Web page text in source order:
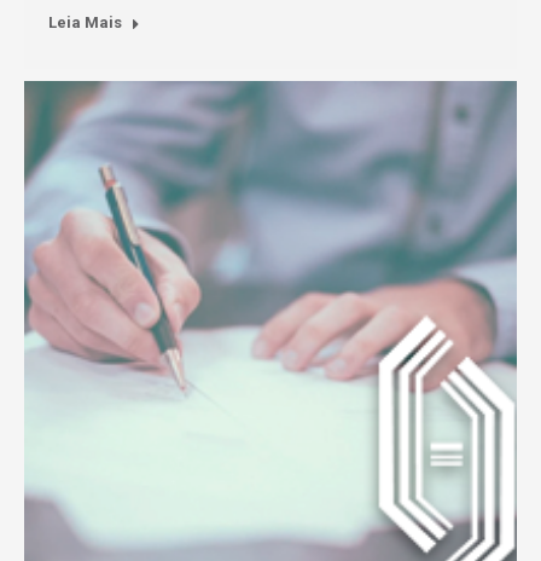
Leia Mais